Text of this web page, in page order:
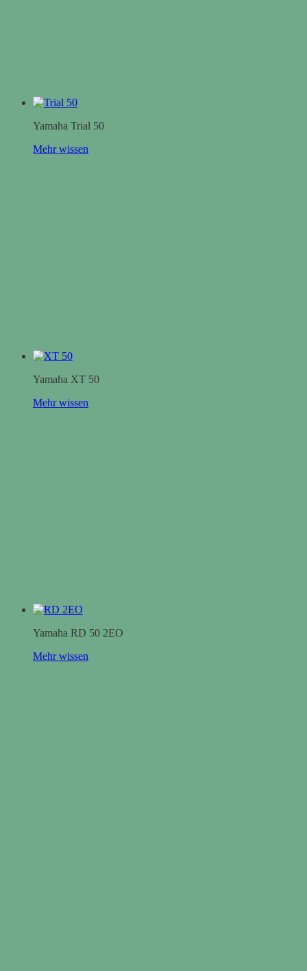
Yamaha Trial 50
Mehr wissen
Yamaha XT 50
Mehr wissen
Yamaha RD 50 2EO
Mehr wissen